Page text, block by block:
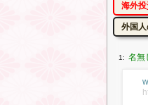
海外
外国
1: